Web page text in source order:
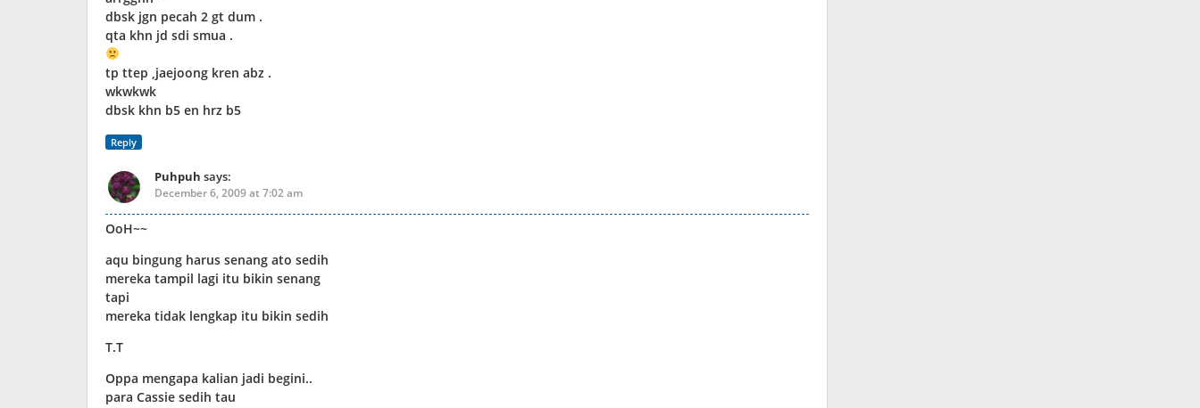
dbsk jgn pecah 2 gt dum .
qta khn jd sdi smua .
tp ttep ,jaejoong kren abz .
wkwkwk
dbsk khn b5 en hrz b5
Reply
Puhpuh says:
December 6, 2009 at 7:02 am
OoH~~
aqu bingung harus senang ato sedih
mereka tampil lagi itu bikin senang
tapi
mereka tidak lengkap itu bikin sedih
T.T
Oppa mengapa kalian jadi begini..
para Cassie sedih tau